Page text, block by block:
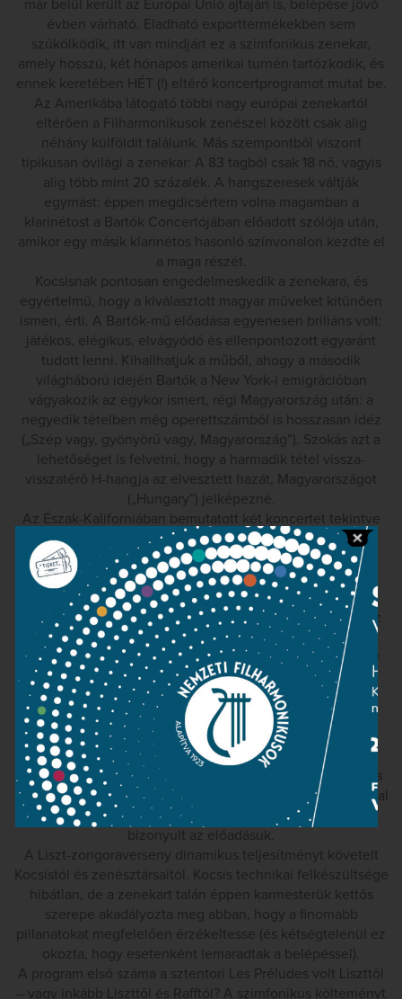
már belül került az Európai Unió ajtaján is, belépése jövő
évben várható. Eladható exporttermékekben sem
szűkölködik, itt van mindjárt ez a szimfonikus zenekar,
amely hosszú, két hónapos amerikai turnén tartózkodik, és
ennek keretében HÉT (!) eltérő koncertprogramot mutat be.
Az Amerikába látogató többi nagy európai zenekartól
eltérően a Filharmonikusok zenészei között csak alig
néhány külföldit találunk. Más szempontból viszont
tipikusan óvilági a zenekar: A 83 tagból csak 18 nő, vagyis
alig több mint 20 százalék. A hangszeresek váltják
egymást: éppen megdicsértem volna magamban a
klarinétost a Bartók Concertójában előadott szólója után,
amikor egy másik klarinétos hasonló színvonalon kezdte el
a maga részét.
Kocsisnak pontosan engedelmeskedik a zenekara, és
egyértelmű, hogy a kiválasztott magyar műveket kitűnően
ismeri, érti. A Bartók-mű előadása egyenesen briliáns volt:
játékos, elégikus, elvágyódó és ellenpontozott egyaránt
tudott lenni. Kihallhatjuk a műből, ahogy a második
világháború idején Bartók a New York-i emigrációban
vágyakozik az egykor ismert, régi Magyarország után: a
negyedik tételben még operettszámból is hosszasan idéz
(„Szép vagy, gyönyörű vagy, Magyarország”). Szokás azt a
lehetőséget is felvetni, hogy a harmadik tétel vissza-
visszatérő H-hangja az elvesztett hazát, Magyarországot
(„Hungary”) jelképezné.
Az Észak-Kaliforniában bemutatott két koncertet tekintve
kiemelkedik a Bartók-mű előadásának színvonala.
A davisi hangversenyen Kocsis három szerepben is
bemutatkozott: nem csak vezényelte a zenekart, de
hangszerelt is, és energikus zongorajátékát is
meghallgathattuk (Liszt Esz-dúr zongoraversenyében). Az
előadás felidézte Kocsis két évtizede San Franciscóban
készített csodálatos felvételeit, amelyeken Rahmanyinov
összes zongoraversenyét játssza.
A dalok nagyzenekari hangszerelését kitűnően oldotta
meg. Szorosan követi Debussy korai stílusát az Ariettes
oubliées-ben, ami igen nehéz feladat, felidézve a
körülbelül akkortájt íródott Pelléas és Mélisande zenei
textúráit. A szoprán hangra írt hat dal titokzatos finomsága
és törékenysége annak ellenére is érvényesült, hogy a fiatal
szólista, Hajnóczy Júlia számára túlságosan nehéznek
bizonyult az előadásuk.
A Liszt-zongoraverseny dinamikus teljesítményt követelt
Kocsistól és zenésztársaitól. Kocsis technikai felkészültsége
hibátlan, de a zenekart talán éppen karmesterük kettős
szerepe akadályozta meg abban, hogy a finomabb
pillanatokat megfelelően érzékeltesse (és kétségtelenül ez
okozta, hogy esetenként lemaradtak a belépéssel).
A program első száma a sztentori Les Préludes volt Liszttől
– vagy inkább Liszttől és Rafftól? A szimfonikus költeményt